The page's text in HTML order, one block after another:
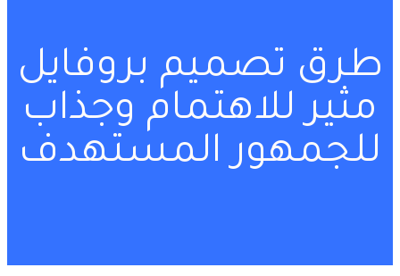
طرق تصميم بروفايل
مثير للاهتمام وجذاب
للجمهور المستهدف